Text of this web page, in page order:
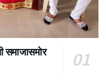
समाजासमोर